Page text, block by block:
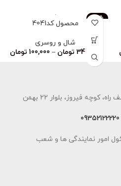
-83%
محصول کد4041
شال و روسری
349,000 تومان –
100,000 تومان
کوچه فیروز، بلوار 22 بهمن
09352122220
امور نمایندگی ها و شعب